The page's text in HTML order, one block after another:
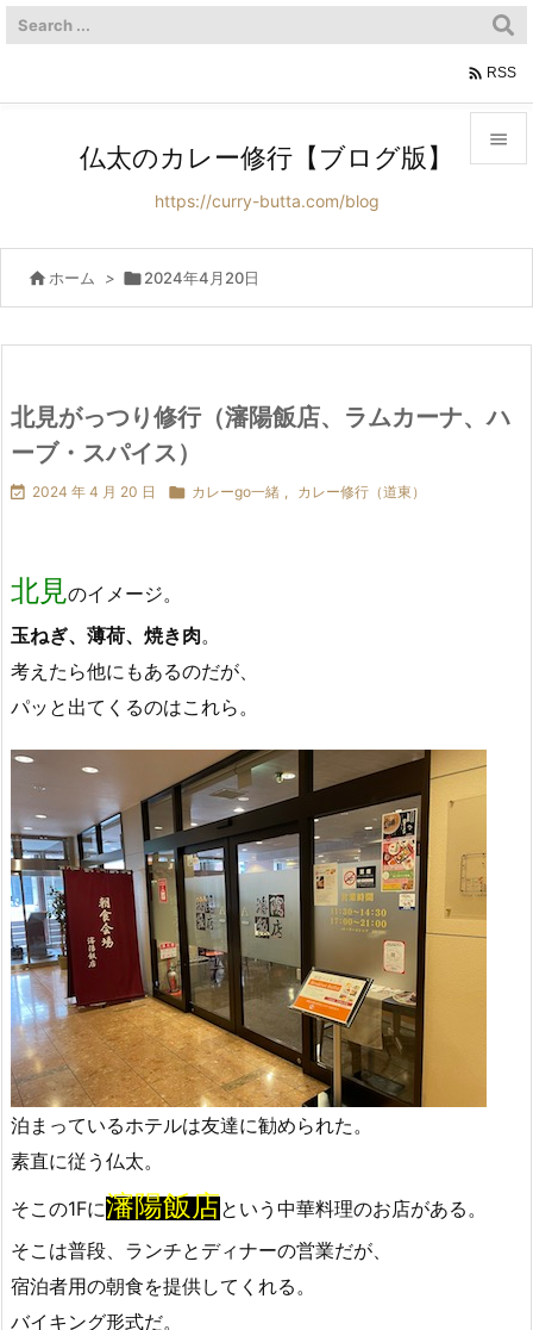




 RSS
仏太のカレー修行【ブログ版】
https://curry-butta.com/blog
 ホーム > 2024年4月20日
北見がっつり修行（瀋陽飯店、ラムカーナ、ハ
ーブ・スパイス）
 2024 年 4 月 20 日  カレーgo一緒 , カレー修行（道東）
北見のイメージ。
玉ねぎ、薄荷、焼き肉。
考えたら他にもあるのだが、
パッと出てくるのはこれら。
泊まっているホテルは友達に勧められた。
素直に従う仏太。
そこの1Fに瀋陽飯店という中華料理のお店がある。
そこは普段、ランチとディナーの営業だが、
宿泊者用の朝食を提供してくれる。
バイキング形式だ。